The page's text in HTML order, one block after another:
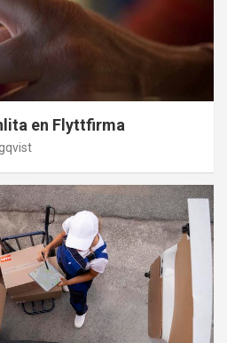
en Flyttfirma